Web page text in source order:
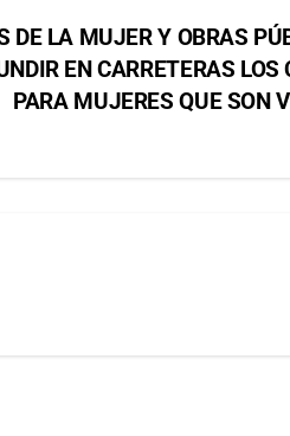
DE LA MUJER Y OBRAS
EN CARRETERAS
PARA MUJERES QUE SON